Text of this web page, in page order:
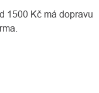
1500 Kč má dopravu